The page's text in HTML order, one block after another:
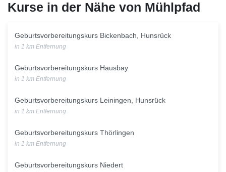
Kurse in der Nähe von Mühlpfad
Geburtsvorbereitungskurs Bickenbach, Hunsrück
in 1 km Entfernung
Geburtsvorbereitungskurs Hausbay
in 1 km Entfernung
Geburtsvorbereitungskurs Leiningen, Hunsrück
in 1 km Entfernung
Geburtsvorbereitungskurs Thörlingen
in 1 km Entfernung
Geburtsvorbereitungskurs Niedert